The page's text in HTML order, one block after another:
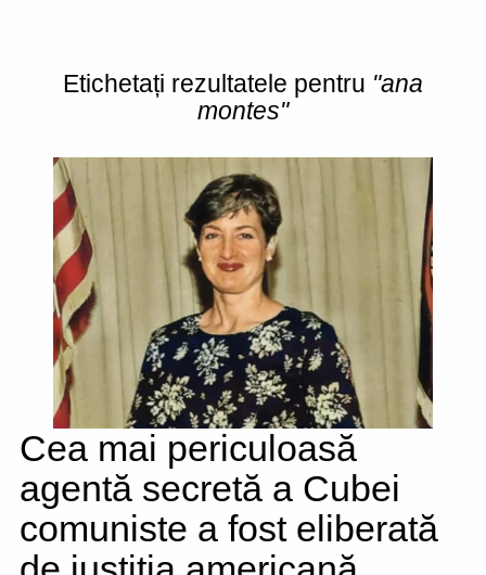
Etichetați rezultatele pentru "ana
montes"
Cea mai periculoasă
agentă secretă a Cubei
comuniste a fost eliberată